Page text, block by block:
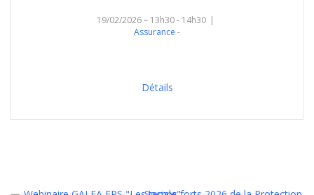
19/02/2026 – 13h30 - 14h30
Assurance
Détails